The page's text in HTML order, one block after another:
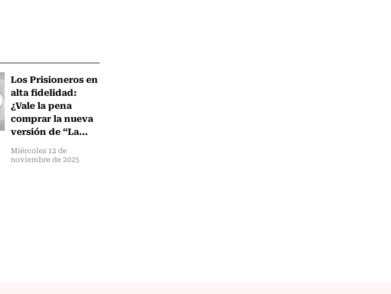
Los Prisioneros en
alta fidelidad:
¿Vale la pena
comprar la nueva
versión de “La...
Miércoles 12 de
noviembre de 2025